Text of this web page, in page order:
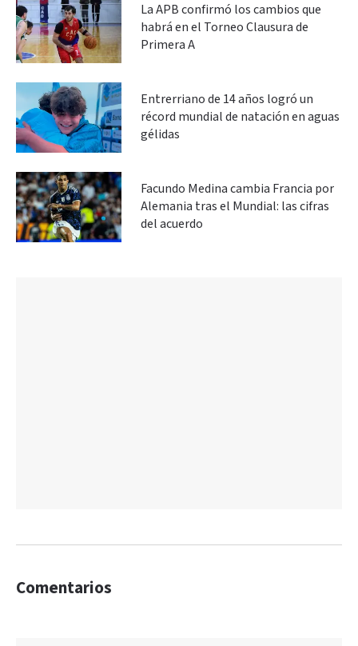
La APB confirmó los cambios que
habrá en el Torneo Clausura de
Primera A
Entrerriano de 14 años logró un
récord mundial de natación en aguas
gélidas
Facundo Medina cambia Francia por
Alemania tras el Mundial: las cifras
del acuerdo
Comentarios